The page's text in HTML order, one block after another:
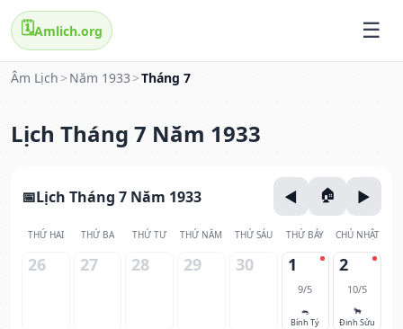
🗓️Amlich.org
Âm Lịch > Năm 1933 >Tháng 7
Lịch Tháng 7 Năm 1933
Lịch Tháng 7 Năm 1933
THỨ HAI THỨ BA THỨ TƯ THỨ NĂM THỨ SÁU THỨ BẢY CHỦ NHẬT
26 27 28 29 30 1
9/5
🐀
Bính Tý
2
10/5
🐂
Đinh Sửu